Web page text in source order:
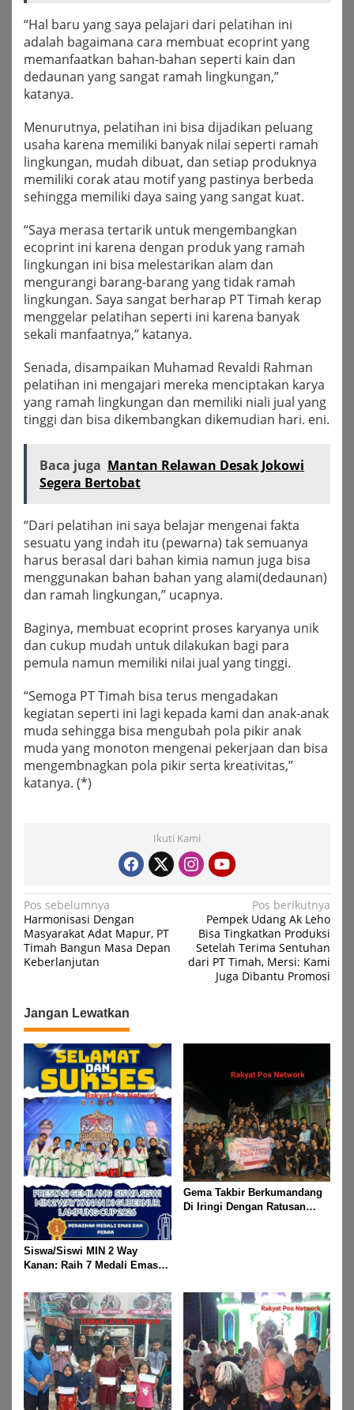
“Hal baru yang saya pelajari dari pelatihan ini
adalah bagaimana cara membuat ecoprint yang
memanfaatkan bahan-bahan seperti kain dan
dedaunan yang sangat ramah lingkungan,”
katanya.
Menurutnya, pelatihan ini bisa dijadikan peluang
usaha karena memiliki banyak nilai seperti ramah
lingkungan, mudah dibuat, dan setiap produknya
memiliki corak atau motif yang pastinya berbeda
sehingga memiliki daya saing yang sangat kuat.
“Saya merasa tertarik untuk mengembangkan
ecoprint ini karena dengan produk yang ramah
lingkungan ini bisa melestarikan alam dan
mengurangi barang-barang yang tidak ramah
lingkungan. Saya sangat berharap PT Timah kerap
menggelar pelatihan seperti ini karena banyak
sekali manfaatnya,” katanya.
Senada, disampaikan Muhamad Revaldi Rahman
pelatihan ini mengajari mereka menciptakan karya
yang ramah lingkungan dan memiliki niali jual yang
tinggi dan bisa dikembangkan dikemudian hari. eni.
Baca juga Mantan Relawan Desak Jokowi
Segera Bertobat
“Dari pelatihan ini saya belajar mengenai fakta
sesuatu yang indah itu (pewarna) tak semuanya
harus berasal dari bahan kimia namun juga bisa
menggunakan bahan bahan yang alami(dedaunan)
dan ramah lingkungan,” ucapnya.
Baginya, membuat ecoprint proses karyanya unik
dan cukup mudah untuk dilakukan bagi para
pemula namun memiliki nilai jual yang tinggi.
“Semoga PT Timah bisa terus mengadakan
kegiatan seperti ini lagi kepada kami dan anak-anak
muda sehingga bisa mengubah pola pikir anak
muda yang monoton mengenai pekerjaan dan bisa
mengembnagkan pola pikir serta kreativitas,”
katanya. (*)
Ikuti Kami
Navigasi
pos
Pos sebelumnya
Harmonisasi Dengan
Masyarakat Adat Mapur, PT
Timah Bangun Masa Depan
Keberlanjutan
Pos berikutnya
Pempek Udang Ak Leho
Bisa Tingkatkan Produksi
Setelah Terima Sentuhan
dari PT Timah, Mersi: Kami
Juga Dibantu Promosi
Jangan Lewatkan
Siswa/Siswi MIN 2 Way
Kanan: Raih 7 Medali Emas
Gubernur Lampung Cup 2
Taekwondo Championship
2026
Gema Takbir Berkumandang
Di Iringi Dengan Ratusan